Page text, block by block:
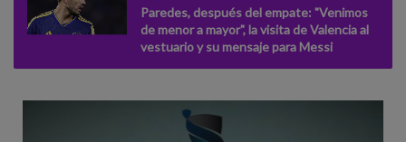
Paredes, después del empate: "Venimos
de menor a mayor", la visita de Valencia al
vestuario y su mensaje para Messi